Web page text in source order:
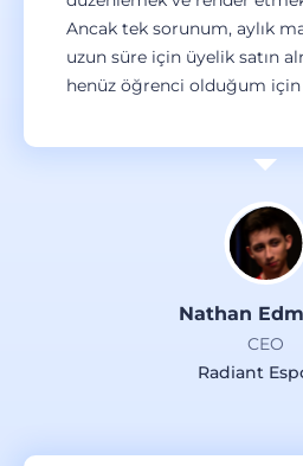
Ancak tek sorunum, aylık
uzun süre için üyelik satın
henüz öğrenci olduğum için
Nathan
CEO
Radiant